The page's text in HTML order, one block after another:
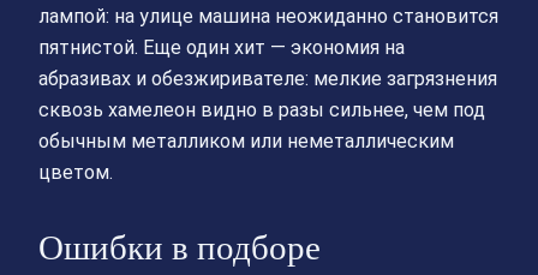
лампой: на улице машина неожиданно становится
пятнистой. Еще один хит — экономия на
абразивах и обезжиривателе: мелкие загрязнения
сквозь хамелеон видно в разы сильнее, чем под
обычным металликом или неметаллическим
цветом.
Ошибки в подборе